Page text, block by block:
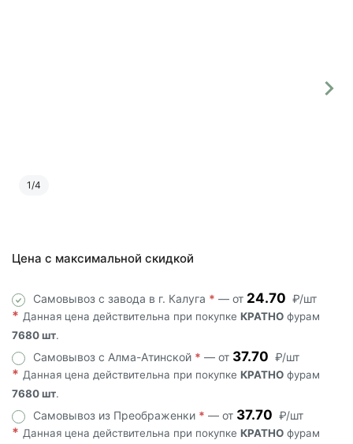
1/4
Цена с максимальной скидкой
Самовывоз с завода в г. Калуга * — от 24.70 ₽/шт
* Данная цена действительна при покупке КРАТНО фурам
7680 шт.
Самовывоз с Алма-Атинской * — от 37.70 ₽/шт
* Данная цена действительна при покупке КРАТНО фурам
7680 шт.
Самовывоз из Преображенки * — от 37.70 ₽/шт
* Данная цена действительна при покупке КРАТНО фурам